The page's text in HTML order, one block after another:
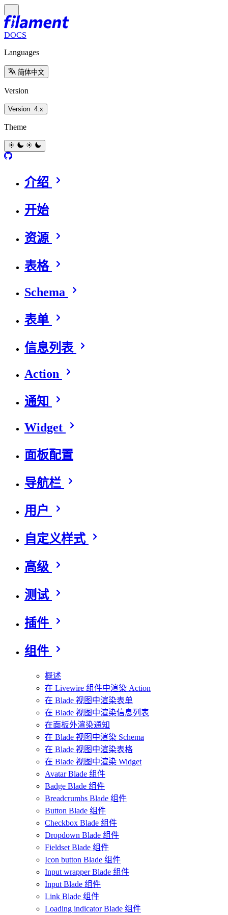
DOCS
Languages
简体中文
Version
Version 4.x
Theme
介绍
开始
资源
表格
Schema
表单
信息列表
Action
通知
Widget
面板配置
导航栏
用户
自定义样式
高级
测试
插件
组件
概述
在 Livewire 组件中渲染 Action
在 Blade 视图中渲染表单
在 Blade 视图中渲染信息列表
在面板外渲染通知
在 Blade 视图中渲染 Schema
在 Blade 视图中渲染表格
在 Blade 视图中渲染 Widget
Avatar Blade 组件
Badge Blade 组件
Breadcrumbs Blade 组件
Button Blade 组件
Checkbox Blade 组件
Dropdown Blade 组件
Fieldset Blade 组件
Icon button Blade 组件
Input wrapper Blade 组件
Input Blade 组件
Link Blade 组件
Loading indicator Blade 组件